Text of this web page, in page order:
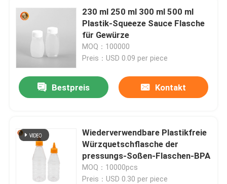
230 ml 250 ml 300 ml 500 ml
Plastik-Squeeze Sauce Flasche
für Gewürze
MOQ：100000
Preis：USD 0.09 per piece
Bestpreis Kontakt
Wiederverwendbare Plastikfreie
Würzquetschflasche der
pressungs-Soßen-Flaschen-BPA
MOQ：10000pcs
Preis：USD 0.30 per piece